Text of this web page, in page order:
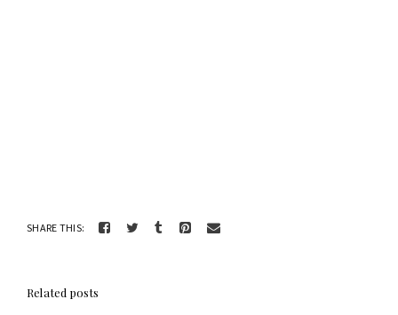
SHARE THIS:
Related posts